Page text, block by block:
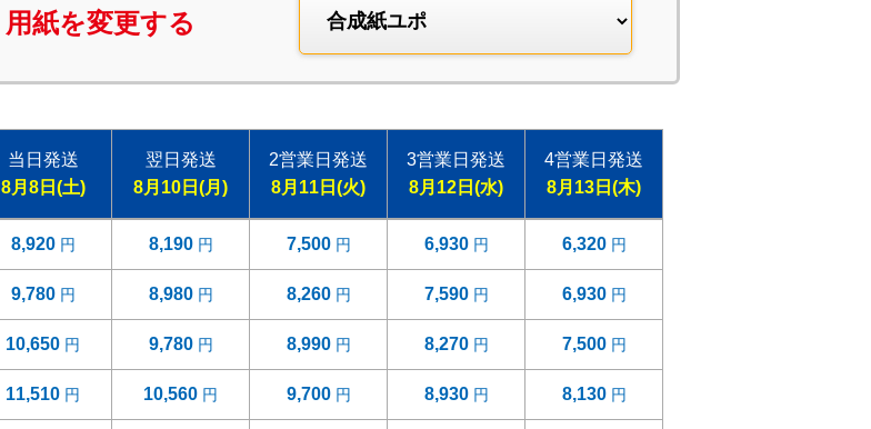
用紙を変更する
当日発送
8月8日(土)
翌日発送
8月10日(月)
2営業日発送
8月11日(火)
3営業日発送
8月12日(水)
4営業日発送
8月13日(木)
8,920 8,190 7,500 6,930 6,320
9,780 8,980 8,260 7,590 6,930
10,650 9,780 8,990 8,270 7,500
11,510 10,560 9,700 8,930 8,130